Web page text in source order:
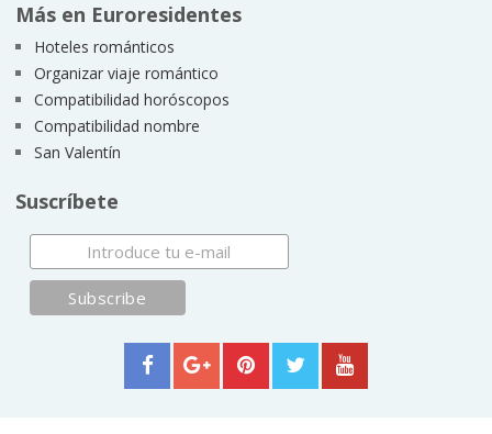
Más en Euroresidentes
Hoteles románticos
Organizar viaje romántico
Compatibilidad horóscopos
Compatibilidad nombre
San Valentín
Suscríbete